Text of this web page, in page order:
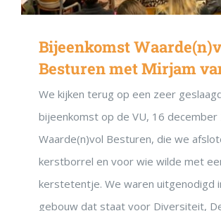
Bijeenkomst
Besturen met Mirjam
We kijken terug op een zeer
bijeenkomst op de VU, 16
Waarde(n)vol Besturen, die we
kerstborrel en voor wie wilde met
kerstetentje. We waren uitgenodigd
gebouw dat staat voor Diversiteit,